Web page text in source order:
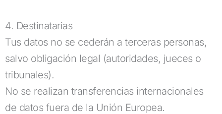
4. Destinatarias
Tus datos no se cederán a terceras personas,
salvo obligación legal (autoridades, jueces o
tribunales).
No se realizan transferencias internacionales
de datos fuera de la Unión Europea.